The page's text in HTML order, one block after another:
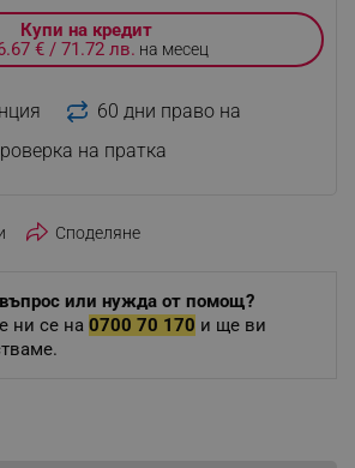
Купи на кредит
€ / 71.72 лв. на месец
60 дни право на
на пратка
Споделяне
или нужда от помощ?
ни се на 0700 70 170 и ще ви